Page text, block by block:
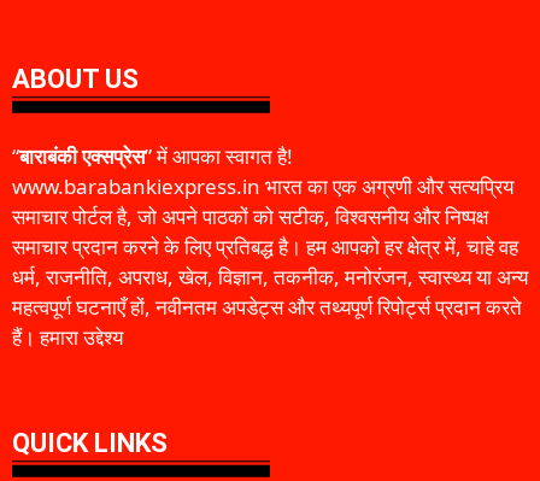
ABOUT US
“बाराबंकी एक्सप्रेस” में आपका स्वागत है!
www.barabankiexpress.in भारत का एक अग्रणी और सत्यप्रिय
समाचार पोर्टल है, जो अपने पाठकों को सटीक, विश्वसनीय और निष्पक्ष
समाचार प्रदान करने के लिए प्रतिबद्ध है। हम आपको हर क्षेत्र में, चाहे वह
धर्म, राजनीति, अपराध, खेल, विज्ञान, तकनीक, मनोरंजन, स्वास्थ्य या अन्य
महत्वपूर्ण घटनाएँ हों, नवीनतम अपडेट्स और तथ्यपूर्ण रिपोर्ट्स प्रदान करते
हैं। हमारा उद्देश्य
QUICK LINKS